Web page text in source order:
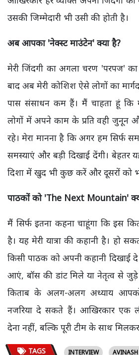
उसकी जिम्मेदारी भी उसी की होती है।
अब आपका 'नेक्स्ट माउंटेन' क्या है?
मेरी जिंदगी का अगला चरण 'परपज'
बाद अब मेरी कोशिश ऐसे लोगों का
पास संसाधन कम हैं। मैं चाहता हूं कि
लोगों में अपने काम के प्रति वही जुनून
रहे। मेरा मानना है कि अगर हम सिर्फ
समस्याएं और बड़ी दिखाई देंगी। बेहतर
दिशा में खुद भी कुछ करें और दूसरों को भी
पाठकों को 'The Next Mountain'
मैं सिर्फ इतना कहना चाहूंगा कि इस
है। यह मेरी यात्रा की कहानी है। हो
किसी पाठक को अपनी कहानी दिखाई
आएं, बॉस की डांट मिले या नेतृत्व से
किताब के अलग-अलग अध्याय
नजरिया दे सकते हैं। आखिरकार एक
देना नहीं, बल्कि पूरी टीम के साथ
TAGS INTERVIEW